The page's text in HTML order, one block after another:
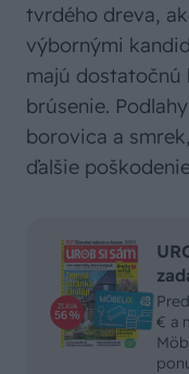
tvrdého dreva,
výbornými
majú dostatočnú
brúsenie.
borovica a
ďalšie
€ a